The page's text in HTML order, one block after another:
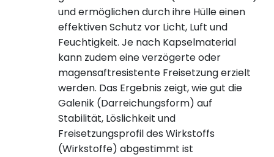
und ermöglichen durch ihre Hülle einen
effektiven Schutz vor Licht, Luft und
Feuchtigkeit. Je nach Kapselmaterial
kann zudem eine verzögerte oder
magensaftresistente Freisetzung erzielt
werden. Das Ergebnis zeigt, wie gut die
Galenik (Darreichungsform) auf
Stabilität, Löslichkeit und
Freisetzungsprofil des Wirkstoffs
(Wirkstoffe) abgestimmt ist